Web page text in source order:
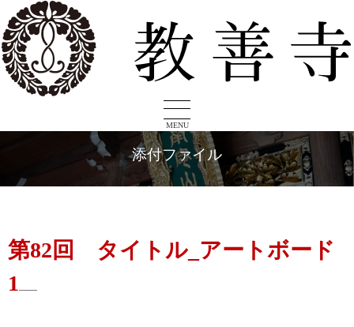
MENU
添付ファイル
第82回 タイトル_アートボード
1